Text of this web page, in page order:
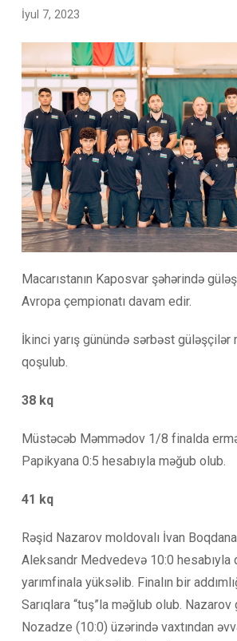
İyul 7, 2023
Macarıstanın Kaposvar şəhərində
Avropa çempionatı davam edir.
İkinci yarış günündə sərbəst güləşçilər
qoşulub.
38 kq
Müstəcəb Məmmədov 1/8 finalda
Papikyana 0:5 hesabıyla məğub olub.
41 kq
Rəşid Nazarov moldovalı İvan
Aleksandr Medvedevə 10:0 hesabıyla
yarımfinala yüksəlib. Finalın bir
Sarıqlara “tuş”la məğlub olub. Nazarov
Nozadze (10:0) üzərində vaxtından